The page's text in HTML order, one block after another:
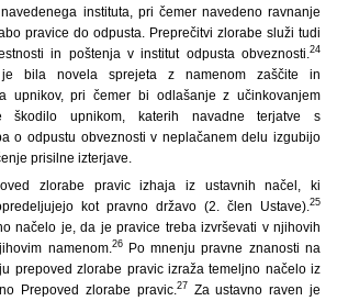
instituta, pri čemer navedeno ravnanje
pravice do odpusta. Preprečitvi zlorabe služi tudi
in poštenja v institut odpusta obveznosti. 24
bila novela sprejeta z namenom zaščite in
upnikov, pri čemer bi odlašanje z učinkovanjem
škodilo upnikom, katerih navadne terjatve s
o odpustu obveznosti v neplačanem delu izgubijo
prisilne izterjave.
zlorabe pravic izhaja iz ustavnih načel, ki
kot pravno državo (2. člen Ustave). 25
načelo je, da je pravice treba izvrševati v njihovih
namenom. 26Po mnenju pravne znanosti na
prepoved zlorabe pravic izraža temeljno načelo iz
Prepoved zlorabe pravic. 27
Za ustavno raven je